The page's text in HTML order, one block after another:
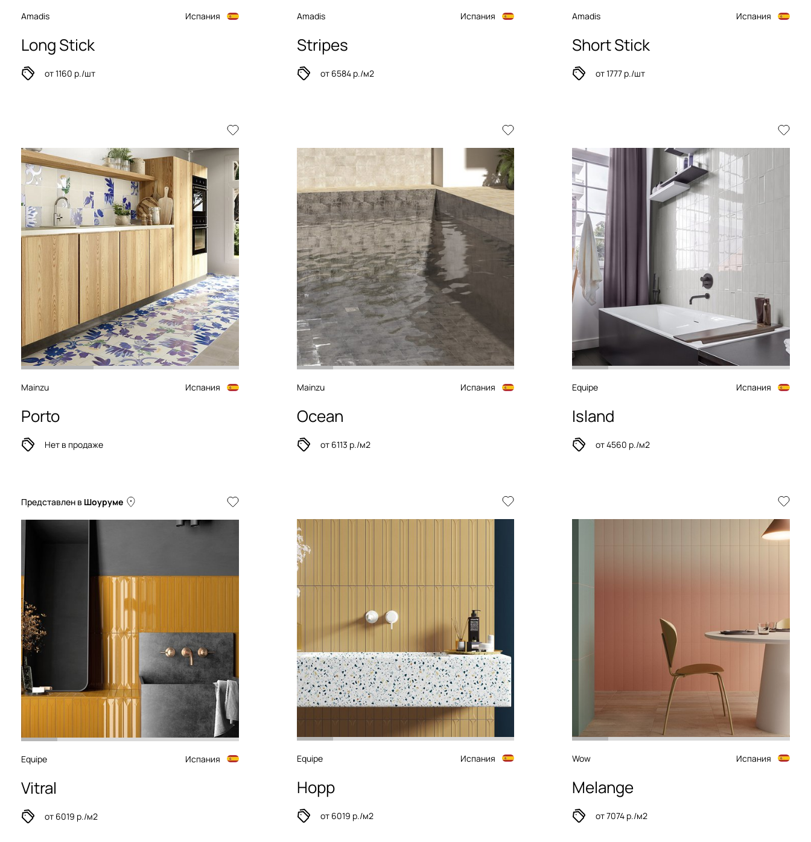
Amadis Испания
Long Stick
от 1160 р./шт
Amadis Испания
Stripes
от 6584 р./м2
Amadis Испания
Short Stick
от 1777 р./шт
Mainzu Испания
Porto
Нет в продаже
Mainzu Испания
Ocean
от 6113 р./м2
Equipe Испания
Island
от 4560 р./м2
Представлен в Шоуруме
Equipe Испания
Vitral
от 6019 р./м2
Equipe Испания
Hopp
от 6019 р./м2
Wow Испания
Melange
от 7074 р./м2